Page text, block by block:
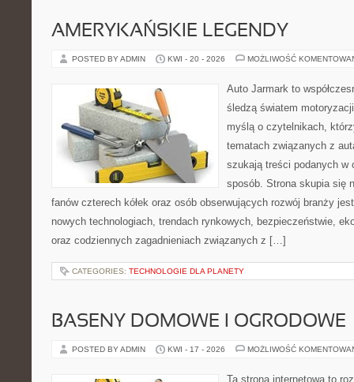
AMERYKAŃSKIE LEGENDY
POSTED BY ADMIN KWI - 20 - 2026 MOŻLIWOŚĆ
Auto Jarmark to
śledzą światem
myślą o czytelnikach,
tematach związanych z
szukają treści podanych w
sposób. Strona skupia się
fanów czterech kółek oraz osób obserwujących rozwój branży
nowych technologiach, trendach rynkowych, bezpieczeństwie,
oraz codziennych zagadnieniach związanych z […]
CATEGORIES: TECHNOLOGIE DLA PLANETY
BASENY DOMOWE I OGRODOWE
POSTED BY ADMIN KWI - 17 - 2026 MOŻLIWOŚĆ
Ta strona internetowa to